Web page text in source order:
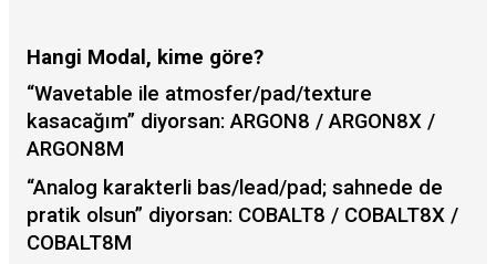
Hangi Modal, kime göre?
“Wavetable ile atmosfer/pad/texture
kasacağım” diyorsan: ARGON8 / ARGON8X /
ARGON8M
“Analog karakterli bas/lead/pad; sahnede de
pratik olsun” diyorsan: COBALT8 / COBALT8X /
COBALT8M